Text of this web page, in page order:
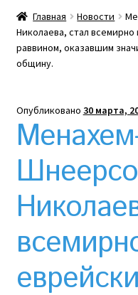
Компания
Корзина
Необычный союз
Оформление заказа
Главная Новости
Николаева, стал
раввином, оказавшим
общину.
Опубликовано 30 марта,